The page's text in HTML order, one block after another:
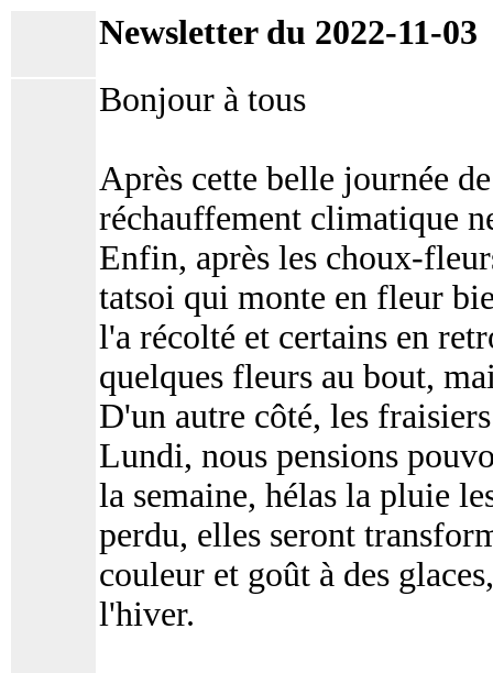
Newsletter du 2022-11-03
Bonjour à tous
Après cette belle journée
réchauffement climatique
Enfin, après les choux-
tatsoi qui monte en fleur
l'a récolté et certains en
quelques fleurs au bout,
D'un autre côté, les
Lundi, nous pensions
la semaine, hélas la pluie
perdu, elles seront
couleur et goût à des
l'hiver.